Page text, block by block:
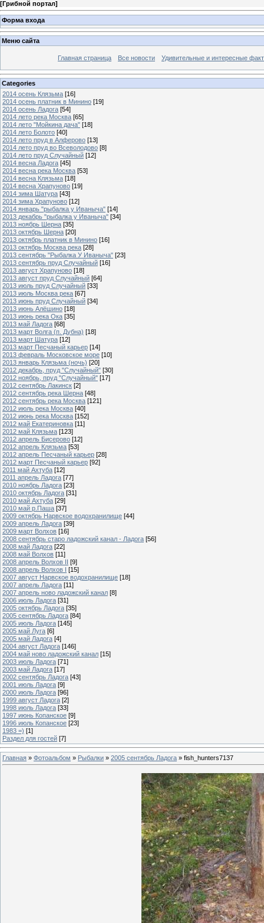
[Грибной портал]
Форма входа
Меню сайта
Главная страница Все новости Удивительные и интересные
Categories
2014 осень Клязьма [16]
2014 осень платник в Минино [19]
2014 осень Ладога [54]
2014 лето река Москва [65]
2014 лето "Мойкина дача" [18]
2014 лето Болото [40]
2014 лето пруд в Алферово [13]
2014 лето пруд во Всеволодово [8]
2014 лето пруд Случайный [12]
2014 весна Ладога [45]
2014 весна река Москва [53]
2014 весна Клязьма [18]
2014 весна Храпуново [19]
2014 зима Шатура [43]
2014 зима Храпуново [12]
2014 январь "рыбалка у Иваныча" [14]
2013 декабрь "рыбалка у Иваныча" [34]
2013 ноябрь Шерна [35]
2013 октябрь Шерна [20]
2013 октябрь платник в Минино [16]
2013 октябрь Москва река [28]
2013 сентябрь "Рыбалка У Иваныча" [23]
2013 сентябрь пруд Случайный [16]
2013 август Храпуново [18]
2013 август пруд Случайный [64]
2013 июль пруд Случайный [33]
2013 июль Москва река [67]
2013 июнь пруд Случайный [34]
2013 июнь Алёшино [18]
2013 июнь река Ока [35]
2013 май Ладога [68]
2013 март Волга (п. Дубна) [18]
2013 март Шатура [12]
2013 март Песчаный карьер [14]
2013 февраль Московское море [10]
2013 январь Клязьма (ночь) [20]
2012 декабрь, пруд "Случайный" [30]
2012 ноябрь, пруд "Случайный" [17]
2012 сентябрь Лакинск [2]
2012 сентябрь река Шерна [48]
2012 сентябрь река Москва [121]
2012 июль река Москва [40]
2012 июнь река Москва [152]
2012 май Екатериновка [11]
2012 май Клязьма [123]
2012 апрель Бисерово [12]
2012 апрель Клязьма [53]
2012 апрель Песчаный карьер [28]
2012 март Песчаный карьер [92]
2011 май Ахтуба [12]
2011 апрель Ладога [77]
2010 ноябрь Ладога [23]
2010 октябрь Ладога [31]
2010 май Ахтуба [29]
2010 май р.Паша [37]
2009 октябрь Нарвское водохранилище [44]
2009 апрель Ладога [39]
2009 март Волхов [16]
2008 сентябрь старо ладожский канал - Ладога [56]
2008 май Ладога [22]
2008 май Волхов [11]
2008 апрель Волхов II [9]
2008 апрель Волхов I [15]
2007 август Нарвское водохранилище [18]
2007 апрель Ладога [11]
2007 апрель ново ладожский канал [8]
2006 июль Ладога [31]
2005 октябрь Ладога [35]
2005 сентябрь Ладога [84]
2005 июль Ладога [145]
2005 май Луга [6]
2005 май Ладога [4]
2004 август Ладога [146]
2004 май ново ладожский канал [15]
2003 июль Ладога [71]
2003 май Ладога [17]
2002 сентябрь Ладога [43]
2001 июль Ладога [9]
2000 июль Ладога [96]
1999 август Ладога [2]
1998 июль Ладога [33]
1997 июнь Копанское [9]
1996 июль Копанское [23]
1983 =) [1]
Раздел для гостей [7]
Главная » Фотоальбом » Рыбалки » 2005 сентябрь Ладога » fish_hunters7137